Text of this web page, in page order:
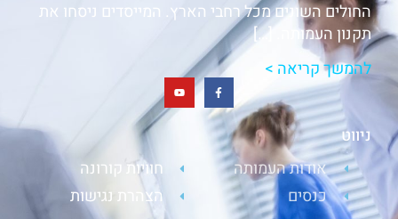
החולים השונים מכל רחבי הארץ. המייסדים ניסחו את
תקנון העמותה. […]
להמשך קריאה >
ניווט
אודות העמותה
כנסים
חוויות קורונה
הצהרת נגישות